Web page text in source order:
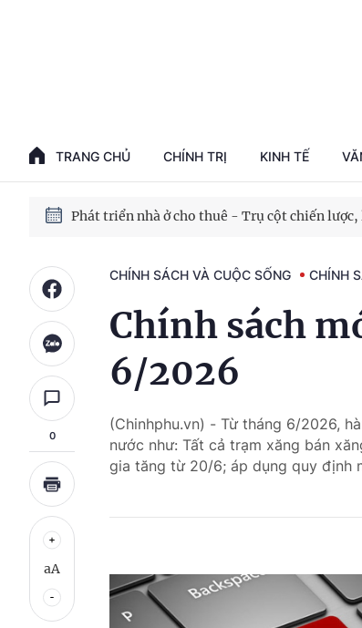
TRANG CHỦ CHÍNH TRỊ KINH TẾ
Phát triển kinh tế nhà nước trong kỷ nguyên
Phát triển nhà ở cho thuê - Trụ cột chiến lược,
0
aA
CHÍNH SÁCH VÀ CUỘC SỐNG CHÍNH
Chính sách
6/2026
(Chinhphu.vn) - Từ tháng 6/2026,
nước như: Tất cả trạm xăng bán
gia tăng từ 20/6; áp dụng quy định